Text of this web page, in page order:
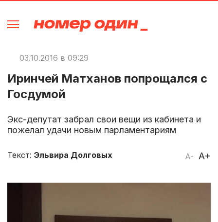
03.10.2016 в 09:29
Иринчей Матханов попрощался с
Госдумой
Экс-депутат забрал свои вещи из кабинета и
пожелал удачи новым парламентариям
A- A+
Текст: Эльвира Долговых